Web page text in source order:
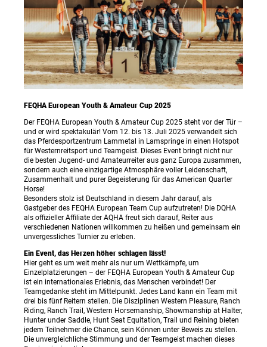
FEQHA European Youth & Amateur Cup 2025
Der FEQHA European Youth & Amateur Cup 2025 steht vor der Tür –
und er wird spektakulär! Vom 12. bis 13. Juli 2025 verwandelt sich
das Pferdesportzentrum Lammetal in Lamspringe in einen Hotspot
für Westernreitsport und Teamgeist. Dieses Event bringt nicht nur
die besten Jugend- und Amateurreiter aus ganz Europa zusammen,
sondern auch eine einzigartige Atmosphäre voller Leidenschaft,
Zusammenhalt und purer Begeisterung für das American Quarter
Horse!
Besonders stolz ist Deutschland in diesem Jahr darauf, als
Gastgeber des FEQHA European Team Cup aufzutreten! Die DQHA
als offizieller Affiliate der AQHA freut sich darauf, Reiter aus
verschiedenen Nationen willkommen zu heißen und gemeinsam ein
unvergessliches Turnier zu erleben.
Ein Event, das Herzen höher schlagen lässt!
Hier geht es um weit mehr als nur um Wettkämpfe, um
Einzelplatzierungen – der FEQHA European Youth & Amateur Cup
ist ein internationales Erlebnis, das Menschen verbindet! Der
Teamgedanke steht im Mittelpunkt. Jedes Land kann ein Team mit
drei bis fünf Reitern stellen. Die Disziplinen Western Pleasure, Ranch
Riding, Ranch Trail, Western Horsemanship, Showmanship at Halter,
Hunter under Saddle, Hunt Seat Equitation, Trail und Reining bieten
jedem Teilnehmer die Chance, sein Können unter Beweis zu stellen.
Die unvergleichliche Stimmung und der Teamgeist machen dieses